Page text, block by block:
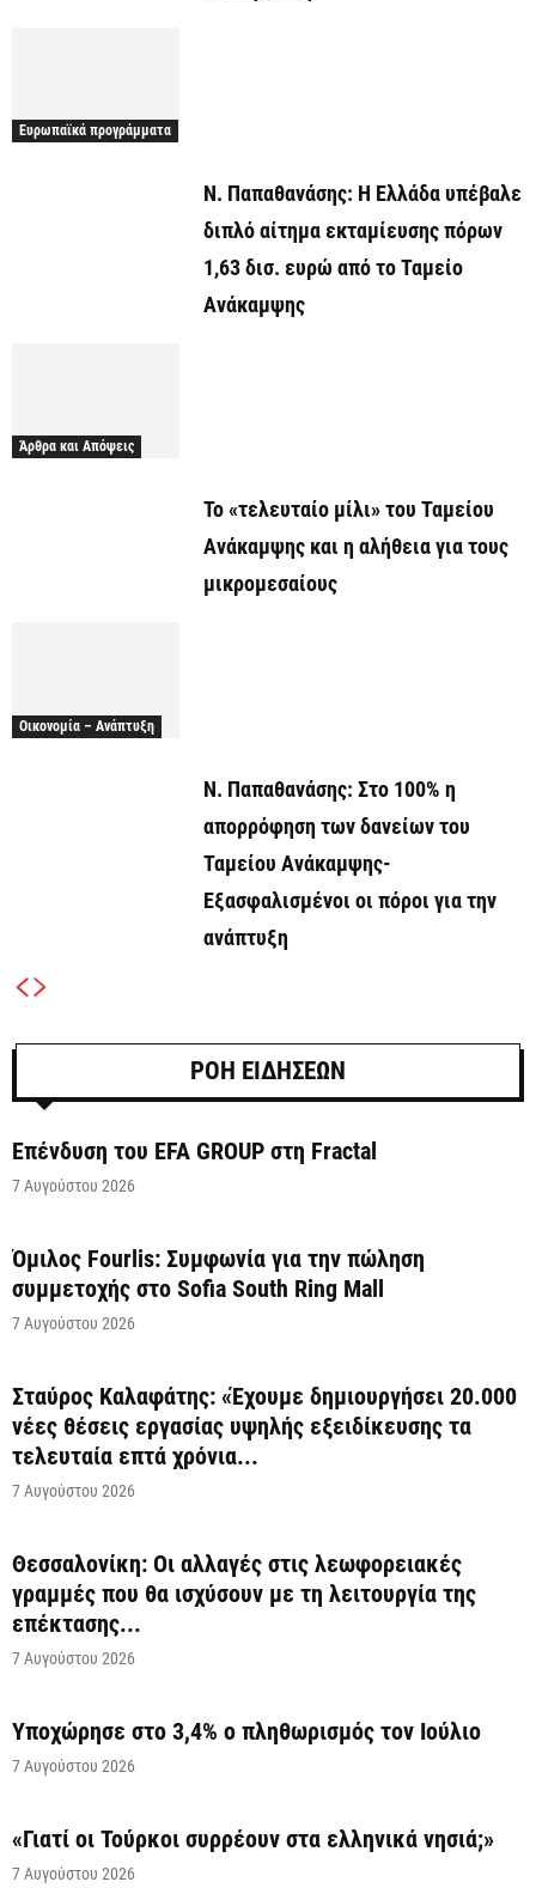
Ευρωπαϊκά προγράμματα
Ν. Παπαθανάσης: Η Ελλάδα υπέβαλε
διπλό αίτημα εκταμίευσης πόρων
1,63 δισ. ευρώ από το Ταμείο
Ανάκαμψης
Άρθρα και Απόψεις
Το «τελευταίο μίλι» του Ταμείου
Ανάκαμψης και η αλήθεια για τους
μικρομεσαίους
Οικονομία – Ανάπτυξη
Ν. Παπαθανάσης: Στο 100% η
απορρόφηση των δανείων του
Ταμείου Ανάκαμψης-
Εξασφαλισμένοι οι πόροι για την
ανάπτυξη
ΡΟΗ ΕΙΔΗΣΕΩΝ
Επένδυση του EFA GROUP στη Fractal
7 Αυγούστου 2026
Όμιλος Fourlis: Συμφωνία για την πώληση
συμμετοχής στο Sofia South Ring Mall
7 Αυγούστου 2026
Σταύρος Καλαφάτης: «Έχουμε δημιουργήσει 20.000
νέες θέσεις εργασίας υψηλής εξειδίκευσης τα
τελευταία επτά χρόνια...
7 Αυγούστου 2026
Θεσσαλονίκη: Οι αλλαγές στις λεωφορειακές
γραμμές που θα ισχύσουν με τη λειτουργία της
επέκτασης...
7 Αυγούστου 2026
Υποχώρησε στο 3,4% ο πληθωρισμός τον Ιούλιο
7 Αυγούστου 2026
«Γιατί οι Τούρκοι συρρέουν στα ελληνικά νησιά;»
7 Αυγούστου 2026